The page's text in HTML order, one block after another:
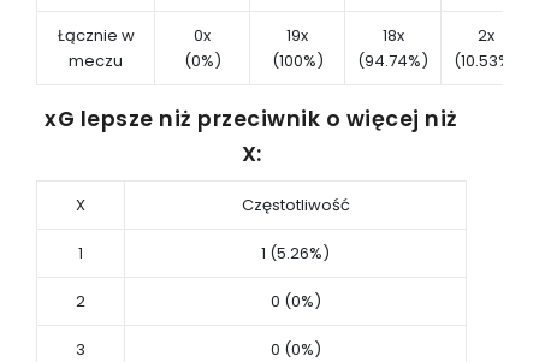
Łącznie w
meczu
0x
(0%)
19x
(100%)
18x
(94.74%)
2x
(10.53%)
xG lepsze niż przeciwnik o więcej niż
X:
X Częstotliwość
1 1 (5.26%)
2 0 (0%)
3 0 (0%)